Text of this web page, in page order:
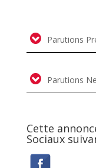
Parutions
Parutions
Cette
Sociaux